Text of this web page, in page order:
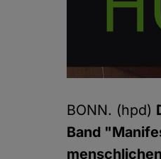
BONN. (hpd)
Band